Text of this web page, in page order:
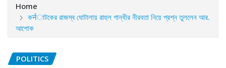
Home
কर्नাটকের রাজস্ব ঘোটালায় রাহুল গান্ধীর নীরবতা নিয়ে প্রশ্ন তুললেন আর.
আশোক
POLITICS